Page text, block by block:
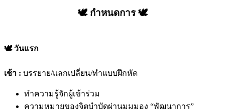
🕊️ กำหนดการ 🕊️
🕊️ วันแรก
เช้า : บรรยาย/แลกเปลี่ยน/ทำแบบฝึกหัด
ทำความรู้จักผู้เข้าร่วม
​​ความหมายของจิตบำบัดผ่านมุมมอง “พัฒนาการ”